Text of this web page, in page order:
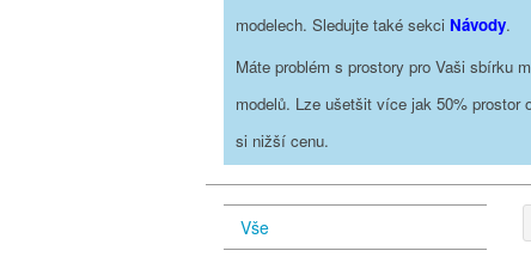
modelech. Sledujte také sekci Návody.
Máte problém s prostory pro Vaši sbírku
modelů. Lze ušetšit více jak 50% prostor
si nižší cenu.
Vše